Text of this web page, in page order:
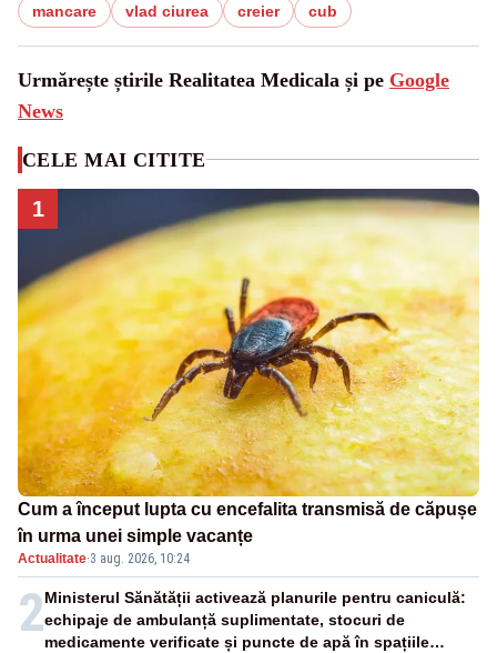
mancare vlad ciurea creier cub
Urmărește știrile Realitatea Medicala și pe Google
News
CELE MAI CITITE
1
Cum a început lupta cu encefalita transmisă de căpușe
în urma unei simple vacanțe
Actualitate·3 aug. 2026, 10:24
2Ministerul Sănătății activează planurile pentru caniculă:
echipaje de ambulanță suplimentate, stocuri de
medicamente verificate și puncte de apă în spațiile